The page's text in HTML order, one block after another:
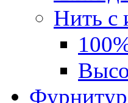
Нить с